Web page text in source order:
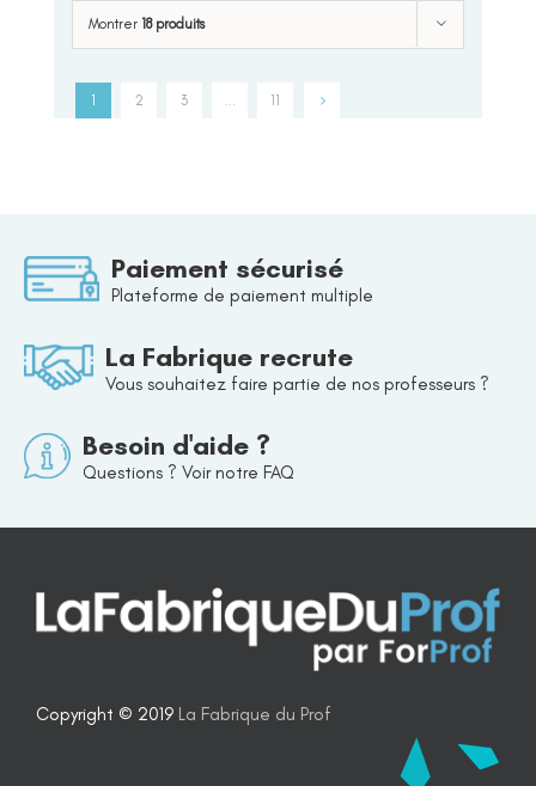
Montrer 18 produits
1 2 3 11
Paiement sécurisé
Plateforme de paiement multiple
La Fabrique recrute
Vous souhaitez faire partie de nos professeurs ?
Besoin d'aide ?
Questions ? Voir notre FAQ
Copyright © 2019 La Fabrique du Prof